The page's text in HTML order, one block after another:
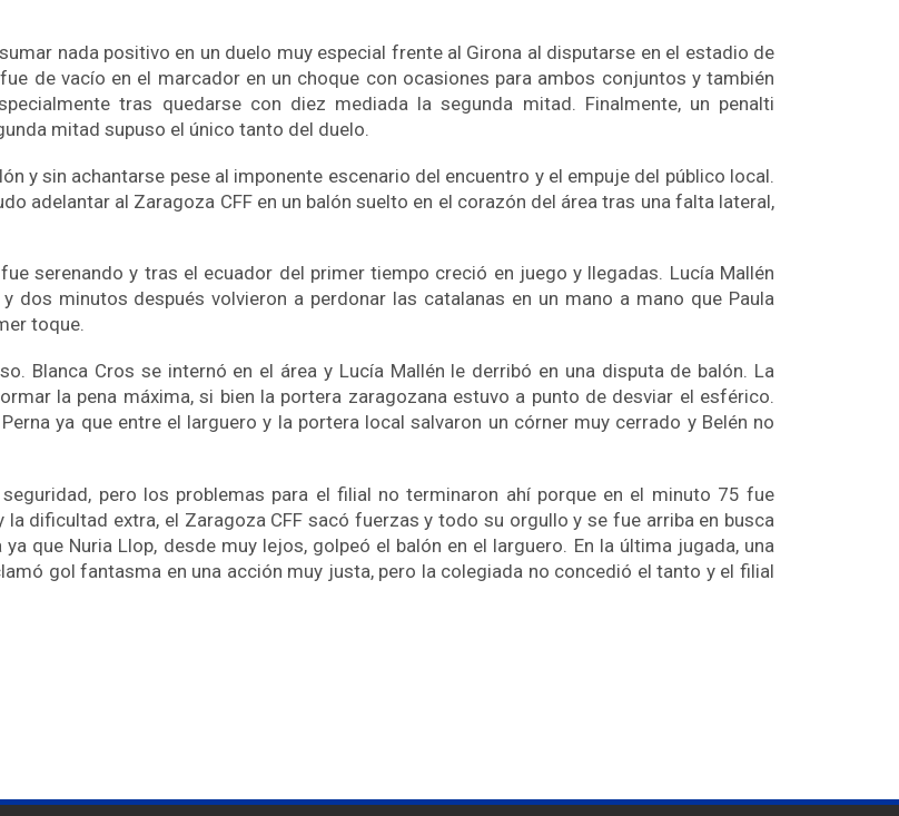
nada positivo en un duelo muy especial frente al Girona al disputarse en el estadio de
de vacío en el marcador en un choque con ocasiones para ambos conjuntos y también
tras quedarse con diez mediada la segunda mitad. Finalmente, un penalti
mitad supuso el único tanto del duelo.
y sin achantarse pese al imponente escenario del encuentro y el empuje del público local.
adelantar al Zaragoza CFF en un balón suelto en el corazón del área tras una falta lateral,
serenando y tras el ecuador del primer tiempo creció en juego y llegadas. Lucía Mallén
dos minutos después volvieron a perdonar las catalanas en un mano a mano que Paula
toque.
Blanca Cros se internó en el área y Lucía Mallén le derribó en una disputa de balón. La
la pena máxima, si bien la portera zaragozana estuvo a punto de desviar el esférico.
ya que entre el larguero y la portera local salvaron un córner muy cerrado y Belén no
pero los problemas para el filial no terminaron ahí porque en el minuto 75 fue
dificultad extra, el Zaragoza CFF sacó fuerzas y todo su orgullo y se fue arriba en busca
que Nuria Llop, desde muy lejos, golpeó el balón en el larguero. En la última jugada, una
gol fantasma en una acción muy justa, pero la colegiada no concedió el tanto y el filial